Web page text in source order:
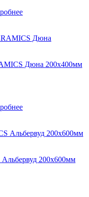
Дюна 200x400мм
200x600мм